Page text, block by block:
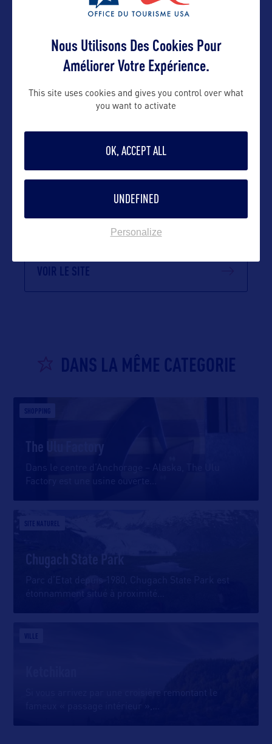
Contact grand public
info@alaskatia.org
Suivre
VOIR LE SITE
DANS LA MÊME CATEGORIE
SHOPPING
The Ulu Factory
Dans le centre d’Anchorage – Alaska, The Ulu
Factory est une usine ouverte
SITE NATUREL
Chugach State Park
Parc d’Etat depuis 1980, Chugach State Park est
étonnamment situé à proximité
VILLE
Nous Utilisons Des Cookies Pour
Améliorer Votre Expérience.
This site uses cookies and gives you control over what
you want to activate
OK, ACCEPT ALL
UNDEFINED
Personalize